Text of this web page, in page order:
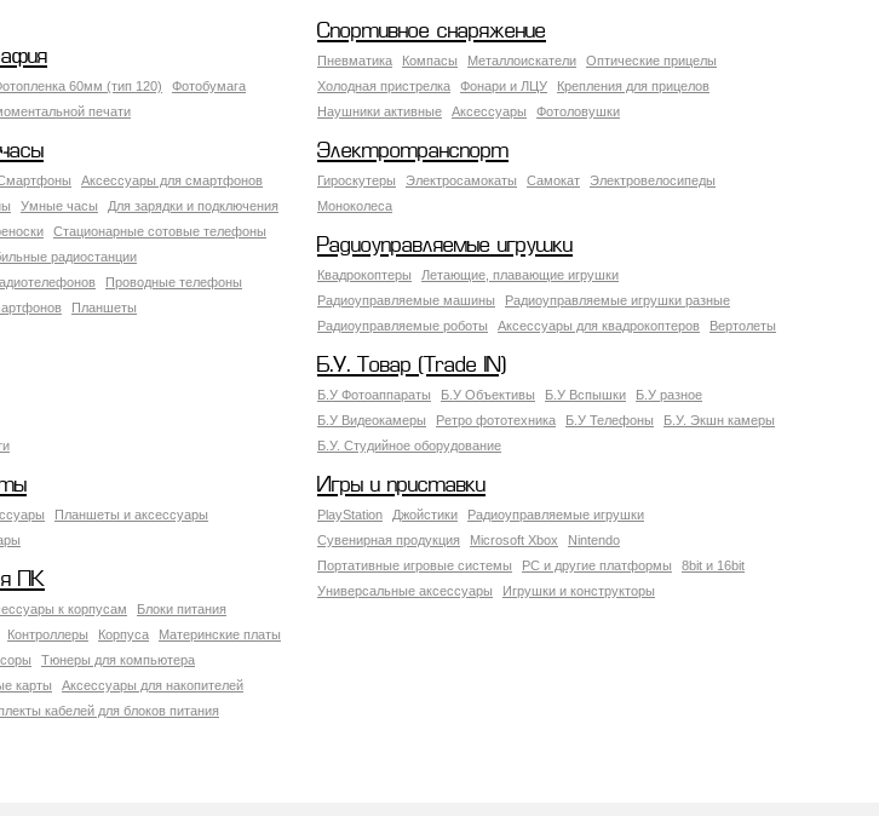
Спортивное снаряжение
Пневматика Компасы Металлоискатели
Оптические прицелы
Холодная пристрелка
Фонари и ЛЦУ
Крепления для прицелов
Наушники активные
Аксессуары Фотоловушки
60мм (тип 120)
Фотобумага
печати
Аксессуары для смартфонов
Умные часы
Для зарядки и подключения
Стационарные сотовые телефоны
радиостанции
Проводные телефоны
Планшеты
Электротранспорт
Гироскутеры Электросамокаты Самокат
Электровелосипеды
Моноколеса
Радиоуправляемые игрушки
Квадрокоптеры
Летающие, плавающие игрушки
Радиоуправляемые машины
Радиоуправляемые игрушки разные
Радиоуправляемые роботы
Аксессуары для квадрокоптеров Вертолеты
Б.У. Товар (Trade IN)
Б.У Фотоаппараты Б.У Объективы Б.У Вспышки
Б.У разное
Б.У Видеокамеры
Ретро фототехника Б.У Телефоны
Б.У. Экшн камеры
Б.У. Студийное оборудование
Планшеты и аксессуары
Игры и приставки
PlayStation Джойстики
Радиоуправляемые игрушки
Сувенирная продукция
Microsoft Xbox
Nintendo
Портативные игровые системы
PC и другие платформы
8bit и 16bit
Универсальные аксессуары
Игрушки и конструкторы
ПК
к корпусам
Блоки питания
Контроллеры Корпуса
Материнские платы
Тюнеры для компьютера
карты
Аксессуары для накопителей
кабелей для блоков питания